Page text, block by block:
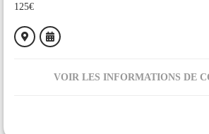
125€
VOIR LES INFORMATIONS DE